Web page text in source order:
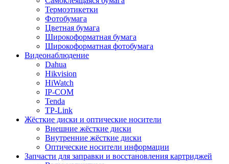
Термоэтикетки
Фотобумага
Цветная бумага
Широкоформатная бумага
Широкоформатная фотобумага
Видеонаблюдение
Dahua
Hikvision
HiWatch
IP-COM
Tenda
TP-Link
Жёсткие диски и оптические носители
Внешние жёсткие диски
Внутренние жёсткие диски
Оптические носители информации
Запчасти для заправки и восстановления картриджей